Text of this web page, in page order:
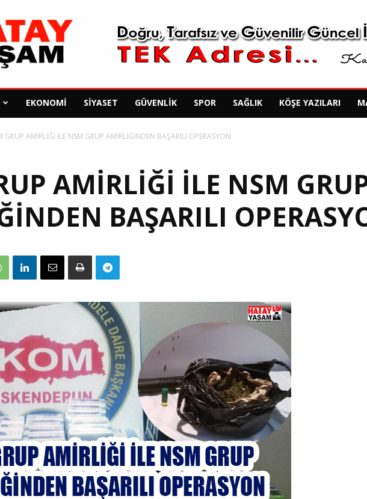
EKONOMI SIYASET GÜVENLIK SPOR SAĞLIK KÖŞE YAZILARI
GRUP AMİRLİĞİ İLE NSM GRUP AMİRLİĞİNDEN BAŞARILI OPERASYON
AMİRLİĞİ İLE NSM
BAŞARILI